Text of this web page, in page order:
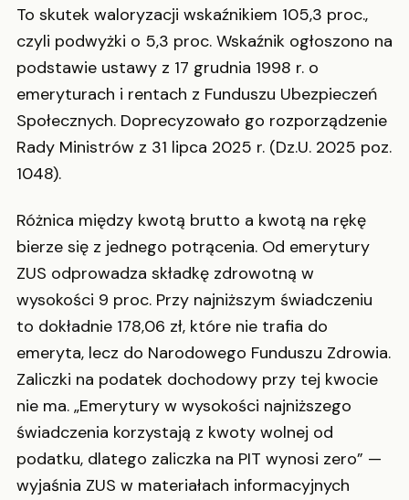
To skutek waloryzacji wskaźnikiem 105,3 proc.,
czyli podwyżki o 5,3 proc. Wskaźnik ogłoszono na
podstawie ustawy z 17 grudnia 1998 r. o
emeryturach i rentach z Funduszu Ubezpieczeń
Społecznych. Doprecyzowało go rozporządzenie
Rady Ministrów z 31 lipca 2025 r. (Dz.U. 2025 poz.
1048).
Różnica między kwotą brutto a kwotą na rękę
bierze się z jednego potrącenia. Od emerytury
ZUS odprowadza składkę zdrowotną w
wysokości 9 proc. Przy najniższym świadczeniu
to dokładnie 178,06 zł, które nie trafia do
emeryta, lecz do Narodowego Funduszu Zdrowia.
Zaliczki na podatek dochodowy przy tej kwocie
nie ma. „Emerytury w wysokości najniższego
świadczenia korzystają z kwoty wolnej od
podatku, dlatego zaliczka na PIT wynosi zero” —
wyjaśnia ZUS w materiałach informacyjnych